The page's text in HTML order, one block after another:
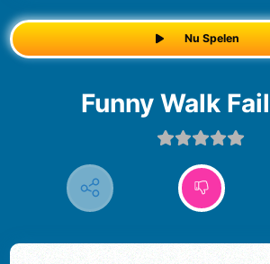
Nu Spelen
Funny Walk